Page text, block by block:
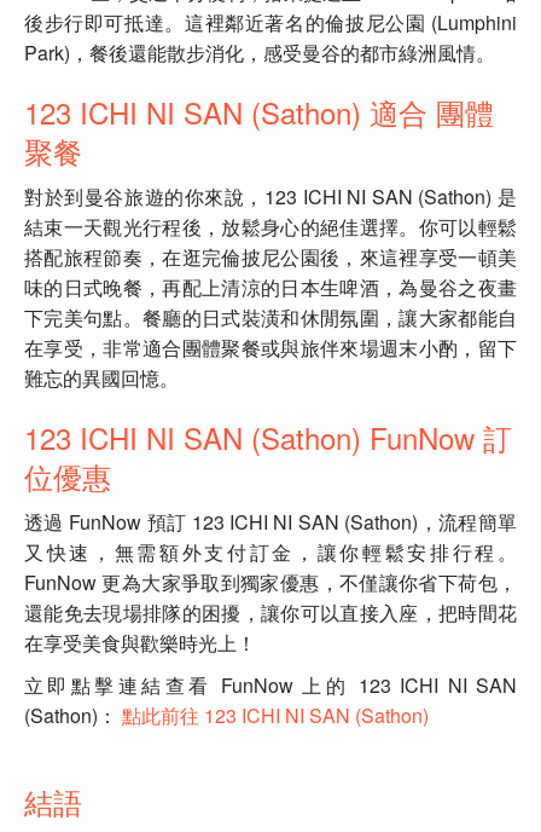
後步行即可抵達。這裡鄰近著名的倫披尼公園 (Lumphini
Park)，餐後還能散步消化，感受曼谷的都市綠洲風情。
123 ICHI NI SAN (Sathon) 適合 團體
聚餐
對於到曼谷旅遊的你來說，123 ICHI NI SAN (Sathon) 是
結束一天觀光行程後，放鬆身心的絕佳選擇。你可以輕鬆
搭配旅程節奏，在逛完倫披尼公園後，來這裡享受一頓美
味的日式晚餐，再配上清涼的日本生啤酒，為曼谷之夜畫
下完美句點。餐廳的日式裝潢和休閒氛圍，讓大家都能自
在享受，非常適合團體聚餐或與旅伴來場週末小酌，留下
難忘的異國回憶。
123 ICHI NI SAN (Sathon) FunNow 訂
位優惠
透過 FunNow 預訂 123 ICHI NI SAN (Sathon)，流程簡單
又快速，無需額外支付訂金，讓你輕鬆安排行程。
FunNow 更為大家爭取到獨家優惠，不僅讓你省下荷包，
還能免去現場排隊的困擾，讓你可以直接入座，把時間花
在享受美食與歡樂時光上！
立即點擊連結查看 FunNow 上的 123 ICHI NI SAN
(Sathon)： 點此前往 123 ICHI NI SAN (Sathon)
結語